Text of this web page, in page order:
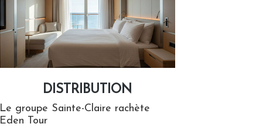
DISTRIBUTION
Le groupe Sainte-Claire rachète
Eden Tour